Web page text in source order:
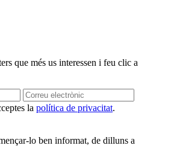
que més us interessen i feu clic a
la política de privacitat.
lo ben informat, de dilluns a